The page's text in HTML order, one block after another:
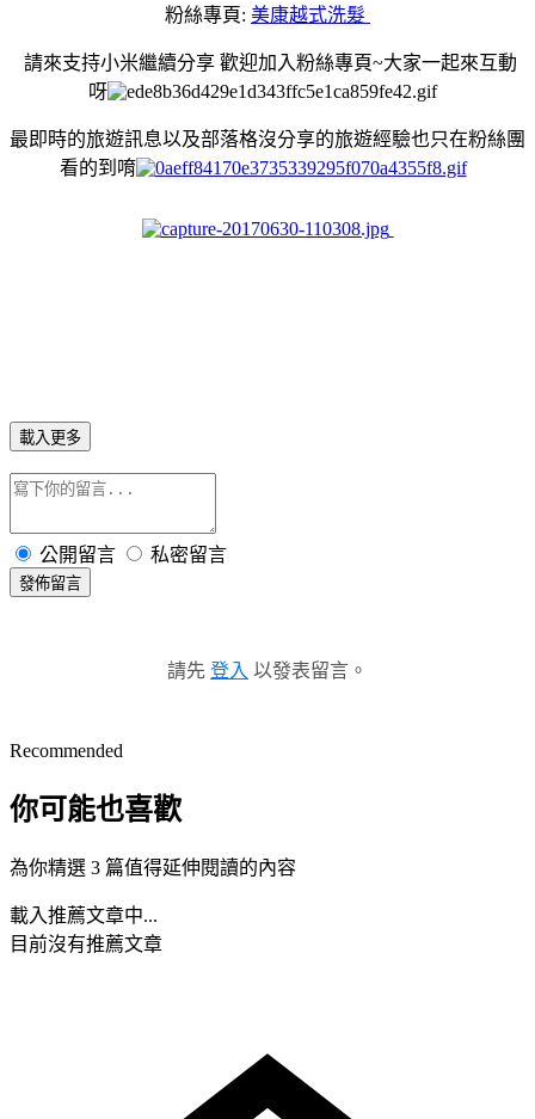
粉絲專頁: 美康越式洗髮
請來支持小米繼續分享 歡迎加入粉絲專頁~大家一起來互動
呀
最即時的旅遊訊息以及部落格沒分享的旅遊經驗也只在粉絲團
看的到唷
載入更多
公開留言 私密留言
發佈留言
請先 登入 以發表留言。
Recommended
你可能也喜歡
為你精選 3 篇值得延伸閱讀的內容
載入推薦文章中...
目前沒有推薦文章